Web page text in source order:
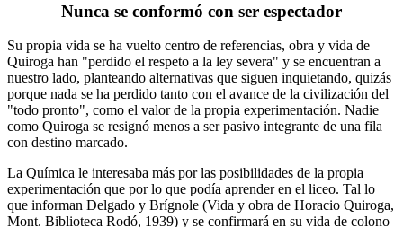
Nunca se conformó con ser espectador
Su propia vida se ha vuelto centro de referencias, obra y vida de
Quiroga han "perdido el respeto a la ley severa" y se encuentran a
nuestro lado, planteando alternativas que siguen inquietando, quizás
porque nada se ha perdido tanto con el avance de la civilización del
"todo pronto", como el valor de la propia experimentación. Nadie
como Quiroga se resignó menos a ser pasivo integrante de una fila
con destino marcado.
La Química le interesaba más por las posibilidades de la propia
experimentación que por lo que podía aprender en el liceo. Tal lo
que informan Delgado y Brígnole (Vida y obra de Horacio Quiroga,
Mont. Biblioteca Rodó, 1939) y se confirmará en su vida de colono